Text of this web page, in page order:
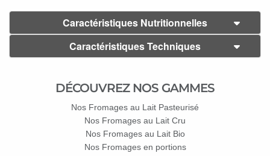
Caractéristiques Nutritionnelles
Caractéristiques Techniques
DÉCOUVREZ NOS GAMMES
Nos Fromages au Lait Pasteurisé
Nos Fromages au Lait Cru
Nos Fromages au Lait Bio
Nos Fromages en portions